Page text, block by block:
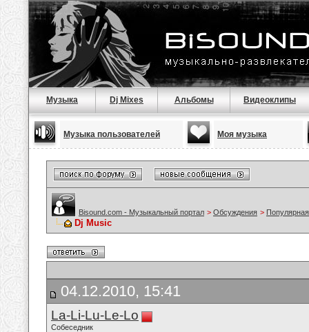
Музыка Dj Mixes Альбомы Видеоклипы
Музыка пользователей Моя музыка
Bisound.com - Музыкальный портал > Обсуждения >
Dj Music
04.12.2010, 15:41
La-Li-Lu-Le-Lo
Собеседник